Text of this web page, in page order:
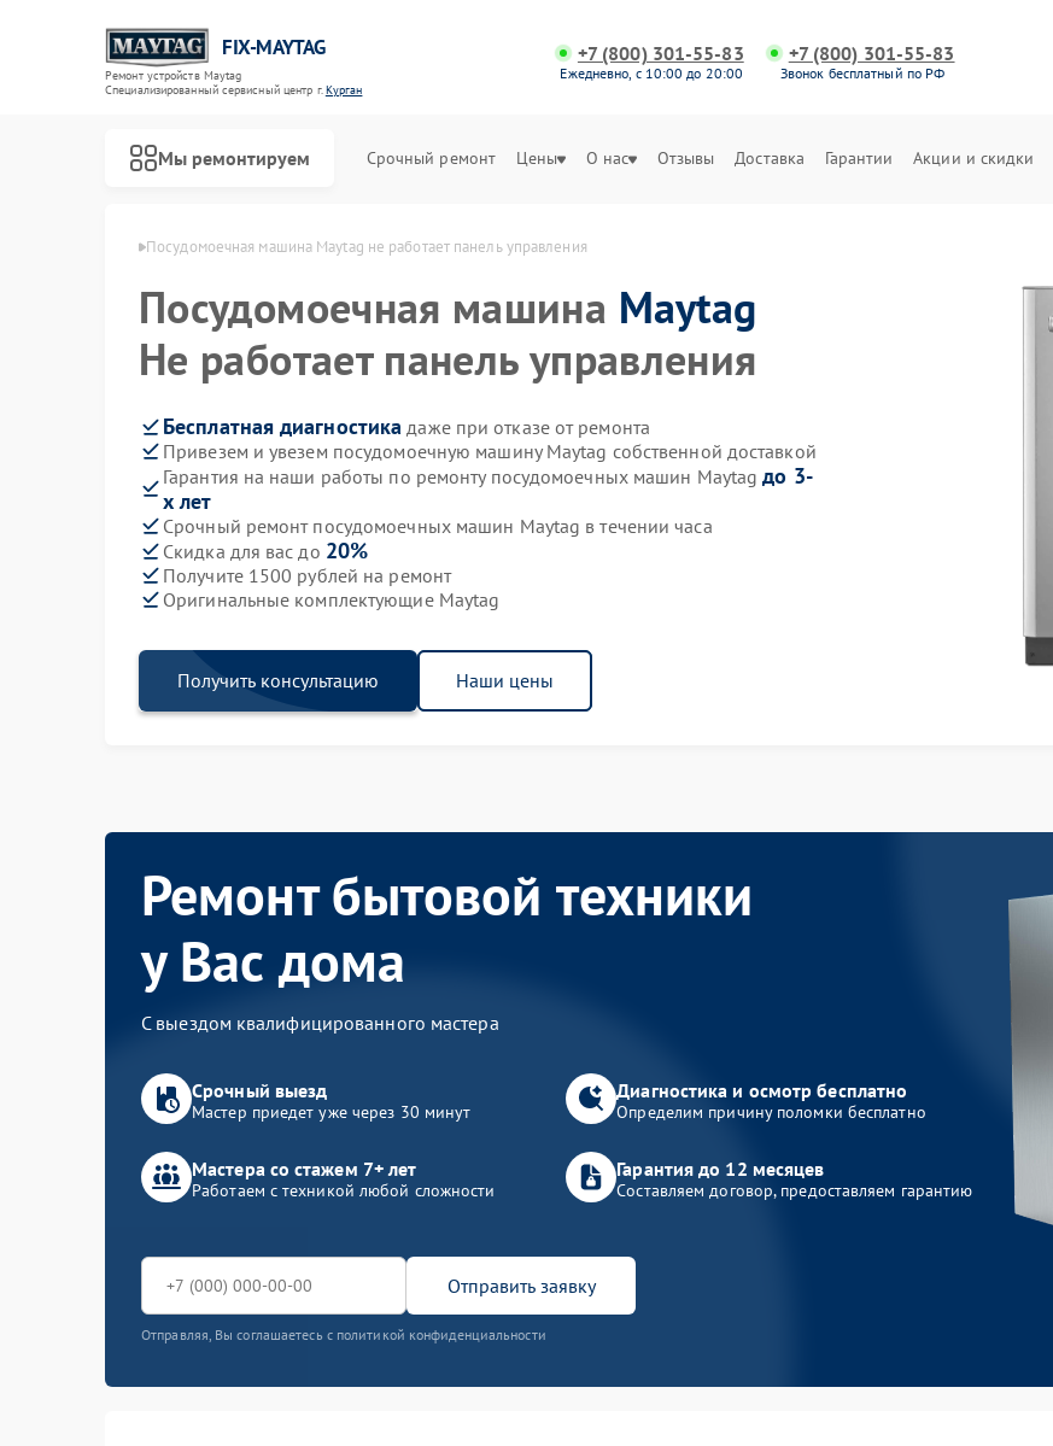
FIX-MAYTAG
Ремонт устройств Maytag
Специализированный cервисный центр г.Курган
+7 (800) 301-55-83
Ежедневно, с 10:00 до 20:00
+7 (800) 301-55-83
Звонок бесплатный по РФ
Мы ремонтируем Срочный ремонт Цены О нас Отзывы Доставка Гарантии Акции и скидки
Maytag в Кургане Посудомоечная машина Maytag не работает панель управления
Посудомоечная машина Maytag
Не работает панель управления
Бесплатная диагностика даже при отказе от ремонта
Привезем и увезем посудомоечную машину Maytag собственной доставкой
Гарантия на наши работы по ремонту посудомоечных машин Maytagдо 3-
х лет
Срочный ремонт посудомоечных машин Maytag в течении часа
Скидка для вас до 20%
Получите 1500 рублей на ремонт
Оригинальные комплектующие Maytag
Получить консультацию Наши цены
Ремонт бытовой техники
у Вас дома
С выездом квалифицированного мастера
Срочный выезд
Мастер приедет уже через 30 минут
Диагностика и осмотр бесплатно
Определим причину поломки бесплатно
Мастера со стажем 7+ лет
Работаем с техникой любой сложности
Гарантия до 12 месяцев
Составляем договор, предоставляем гарантию
Отправить заявку
Отправляя, Вы соглашаетесь с политикой конфиденциальности